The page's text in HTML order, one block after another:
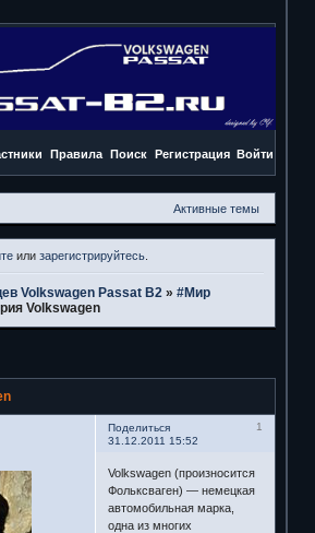
Правила Поиск Регистрация Войти
Активные темы
илизарегистрируйтесь
Volkswagen Passat B2 » #Мир
Volkswagen
Поделиться
1
31.12.2011 15:52
Volkswagen (произносится
Фольксваген) — немецкая
автомобильная марка,
одна из многих